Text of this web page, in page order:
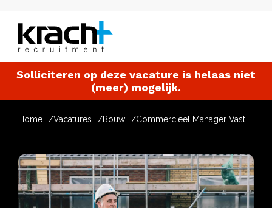
Solliciteren op deze vacature is helaas niet
(meer) mogelijk.
Home Vacatures Bouw